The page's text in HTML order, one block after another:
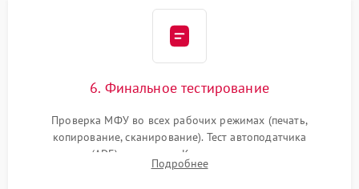
6. Финальное тестирование
Проверка МФУ во всех рабочих режимах (печать,
копирование, сканирование). Тест автоподатчика
документов (ADF) и дуплекса. Контроль качества отпечатка
на отсутствие серого фона, полос и надежность запекания
Подробнее